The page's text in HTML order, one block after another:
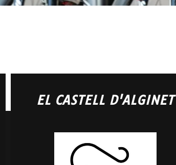
EL CASTELL D'ALGINET